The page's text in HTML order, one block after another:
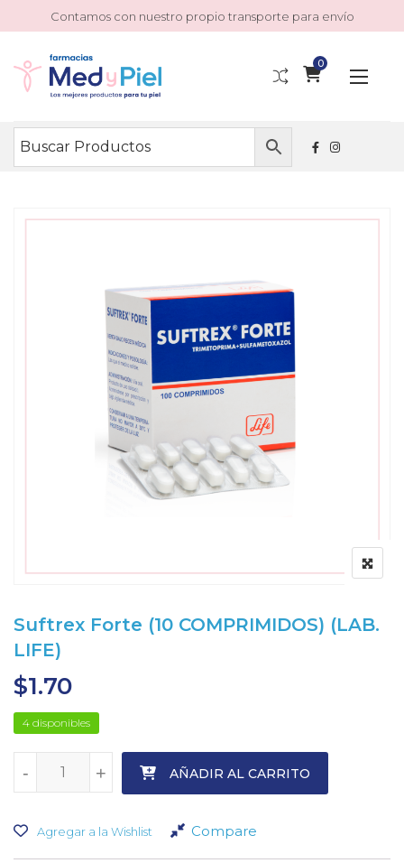
Contamos con nuestro propio transporte para envío
0
Suftrex Forte (10 COMPRIMIDOS) (LAB.
LIFE)
$1.70
4 disponibles
+
- +
- AÑADIR AL CARRITO
Agregar a la Wishlist Compare